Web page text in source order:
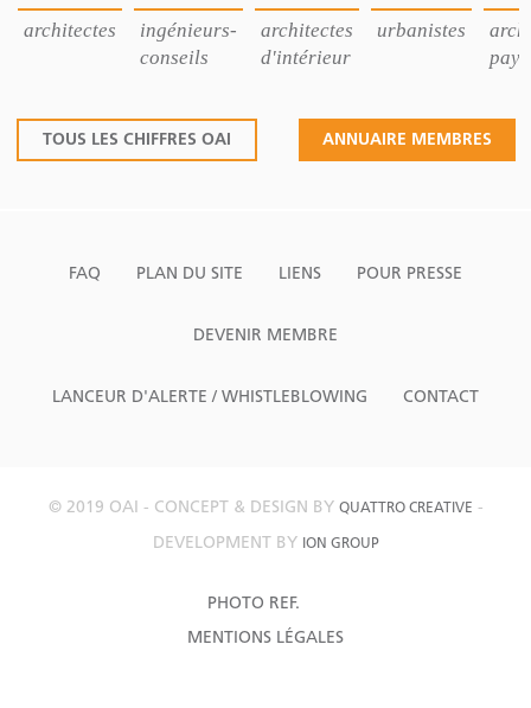
architectes
ingénieurs-
conseils
architectes
d'intérieur
urbanistes
TOUS LES CHIFFRES OAI ANNUAIRE MEMBRES
FAQ PLAN DU SITE LIENS POUR PRESSE
DEVENIR MEMBRE
LANCEUR D'ALERTE / WHISTLEBLOWING CONTACT
© 2019 OAI - CONCEPT & DESIGN BY QUATTRO CREATIVE -
DEVELOPMENT BY ION GROUP
PHOTO REF.
MENTIONS LÉGALES